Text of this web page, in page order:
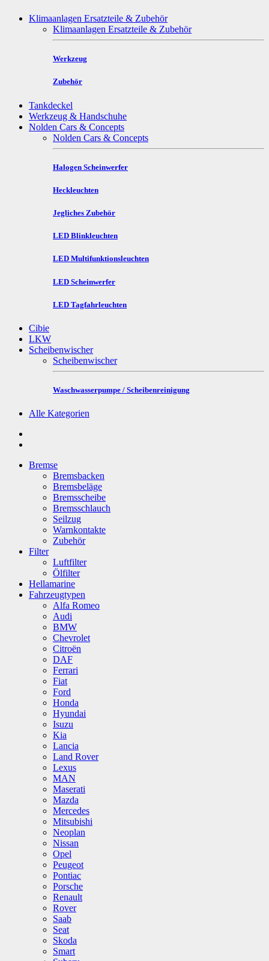
Klimaanlagen Ersatzteile & Zubehör
Klimaanlagen Ersatzteile & Zubehör
Werkzeug
Zubehör
Tankdeckel
Werkzeug & Handschuhe
Nolden Cars & Concepts
Nolden Cars & Concepts
Halogen Scheinwerfer
Heckleuchten
Jegliches Zubehör
LED Blinkleuchten
LED Multifunktionsleuchten
LED Scheinwerfer
LED Tagfahrleuchten
Cibie
LKW
Scheibenwischer
Scheibenwischer
Waschwasserpumpe / Scheibenreinigung
Alle Kategorien
Bremse
Bremsbacken
Bremsbeläge
Bremsscheibe
Bremsschlauch
Seilzug
Warnkontakte
Zubehör
Filter
Luftfilter
Ölfilter
Hellamarine
Fahrzeugtypen
Alfa Romeo
Audi
BMW
Chevrolet
Citroën
DAF
Ferrari
Fiat
Ford
Honda
Hyundai
Isuzu
Kia
Lancia
Land Rover
Lexus
MAN
Maserati
Mazda
Mercedes
Mitsubishi
Neoplan
Nissan
Opel
Peugeot
Pontiac
Porsche
Renault
Rover
Saab
Seat
Skoda
Smart